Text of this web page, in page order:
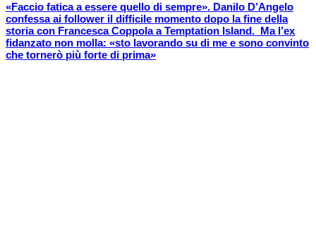
«Faccio fatica a essere quello di sempre». Danilo D’Angelo
confessa ai follower il difficile momento dopo la fine della
storia con Francesca Coppola a Temptation Island. Ma l’ex
fidanzato non molla: «sto lavorando su di me e sono convinto
che tornerò più forte di prima»